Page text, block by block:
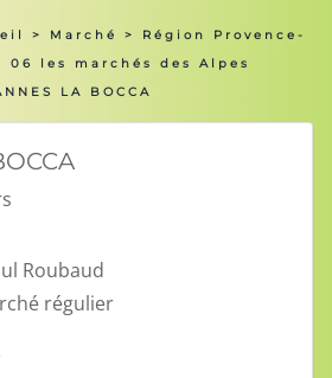
> Marché > Région Provence-
06 les marchés des Alpes
LA BOCCA
Roubaud
régulier